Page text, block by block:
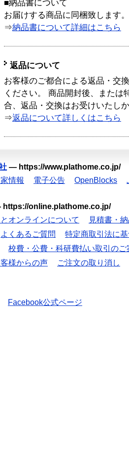
■納品書について
お届けする商品に同梱致します。
⇒納品書について詳細はこちら
返品について
お客様のご都合による返品・交
ください。 商品開封後、または
合、返品・交換はお受けいたし
⇒返品について詳しくはこちら
— https://www.plathome.co.jp/
情報 電子公告 OpenBlocks
https://online.plathome.co.jp/
オンラインについて
見積書・
よくあるご質問
特定商取引法に
校費・公費・科研費払い取引のご
様からの声 ご注文の取り消し
Facebook公式ページ